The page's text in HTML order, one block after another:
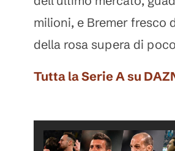
milioni, e Bremer fresco
della rosa supera di
Tutta la Serie A su